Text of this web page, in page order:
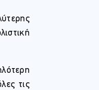
τις